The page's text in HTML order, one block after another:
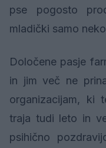
pse pogosto
mladički samo
Določene pasje
in jim več ne
organizacijam, ki
traja tudi leto in
psihično